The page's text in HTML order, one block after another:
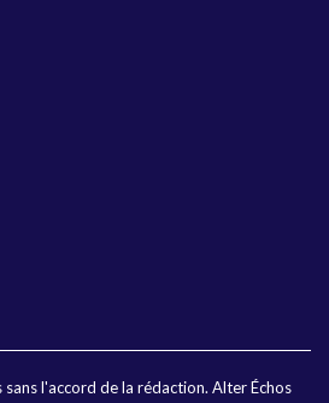
l'accord de la rédaction. Alter Échos